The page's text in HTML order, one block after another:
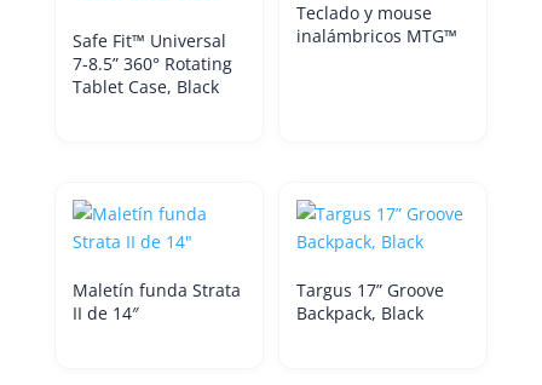
Safe Fit™ Universal
7-8.5” 360° Rotating
Tablet Case, Black
Teclado y mouse
inalámbricos MTG™
Maletín funda Strata
II de 14″
Targus 17” Groove
Backpack, Black